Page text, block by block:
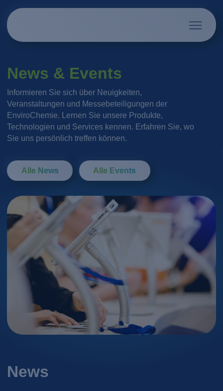
News & Events
Informieren Sie sich über Neuigkeiten,
Veranstaltungen und Messebeteiligungen der
EnviroChemie. Lernen Sie unsere Produkte,
Technologien und Services kennen. Erfahren Sie, wo
Sie uns persönlich treffen können.
Alle News Alle Events
News